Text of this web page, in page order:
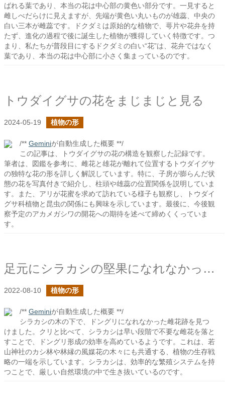
ばれる葉であり、本当の花は中心部の黄色い部分です。一見すると
雌しべだらけに見えますが、先端が黄色い丸いものが雄蕊、中央の
白い三本が雌蕊です。ドクダミは原始的な植物で、萼片や花弁を持
たず、進化の過程で後に誕生した植物が獲得していく特徴です。つ
まり、私たちが普段目にするドクダミの白い“花”は、花弁ではなく
葉であり、本当の花は中心部に小さく集まっているのです。
トウダイグサの花をまじまじと見る
2024-05-19 植物の形
/** Geminiが自動生成した概要 **/
この記事は、トウダイグサの花の構造を観察した記録です。
筆者は、図鑑を参考に、雌花と雄花が離れて位置するトウダイグサ
の独特な花の形を詳しく解説しています。特に、子房が膨らんだ状
態の花を写真付きで紹介し、柱頭や雄蕊の位置関係を説明していま
す。また、アリが花蜜を求めて訪れている様子も観察し、トウダイ
グサ科植物と昆虫の関係にも興味を示しています。最後に、今後観
察予定のアカメガシワの開花への期待を述べて締めくくっていま
す。
足元にシラカシの堅果になれなかったものが落ちている
2022-08-10 植物の形
/** Geminiが自動生成した概要 **/
シラカシの木の下で、ドングリになれなかった雌花跡を見つ
けました。クリと比べて、シラカシは早い段階で不要な雌花を落と
すことで、ドングリ形成の効率を高めているようです。これは、若
山神社のカシ林や林縁の風媒花の木々にも共通する、植物の生存戦
略の一端を示しています。シラカシは、効率的な繁殖システムを持
つことで、厳しい自然環境の中で生き抜いているのです。